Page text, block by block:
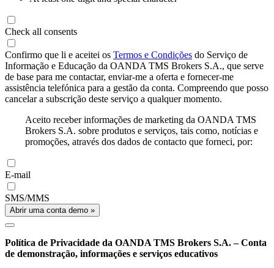
Check all consents
Confirmo que li e aceitei os Termos e Condições do Serviço de
Informação e Educação da OANDA TMS Brokers S.A., que serve
de base para me contactar, enviar-me a oferta e fornecer-me
assistência telefónica para a gestão da conta. Compreendo que posso
cancelar a subscrição deste serviço a qualquer momento.
Aceito receber informações de marketing da OANDA TMS
Brokers S.A. sobre produtos e serviços, tais como, notícias e
promoções, através dos dados de contacto que forneci, por:
E-mail
SMS/MMS
Abrir uma conta demo »
Política de Privacidade da OANDA TMS Brokers S.A. – Conta
de demonstração, informações e serviços educativos